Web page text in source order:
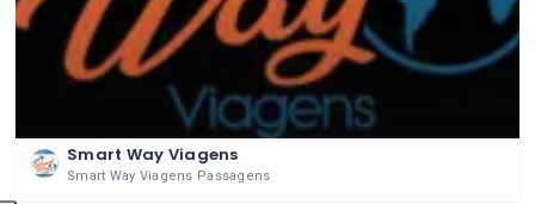
Smart Way Viagens
Smart Way Viagens Passagens